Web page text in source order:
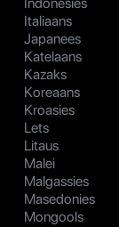
Italiaans
Japanees
Katelaans
Kazaks
Koreaans
Kroasies
Lets
Litaus
Malei
Malgassies
Masedonies
Mongools